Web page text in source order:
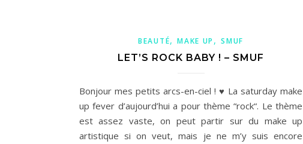
BEAUTÉ,MAKE UP ,SMUF
LET’S ROCK BABY ! – SMUF
Bonjour mes petits arcs-en-ciel ! ♥ La saturday make
up fever d’aujourd’hui a pour thème “rock“. Le thème
est assez vaste, on peut partir sur du make up
artistique si on veut, mais je ne m’y suis encore